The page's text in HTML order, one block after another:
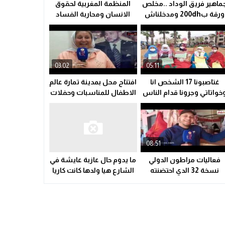
21:02 ولاية أمن وجدة تُقرب خدمات بطاقة التعريف الوطنية من سكان
23:31 سوء التدبير و التسيير في القطاع الصحي المحلي يشعل التوتر
فريق الوداد ..مخلص
ورقة ب200dh ومدخلناش
معرفناش السبب
علاش..اجواء ما قبل
المباراة.. #الوداد
المنظمة المغربية لحقوق
الانسان ومحاربة الفساد
تأسس فرع إقليمي بعمالة
الصخيرات تمارة لإعلاء صوت
الحق.
05:11
غتاصبونا 17 الشخص انا
وجرونا قدام الناس
عريانات واليوم القانون
مخداش لينا حقنا …سلا
مدينة
03:02
افتتاح محل بمدينة تمارة عالم
الاطفال للمناسبات وحفلات
08:51
فعاليات مراطون الدولي
نسخة 32 الدي احتضنته
ما يدوم حال عازبة عايشة في
الشارع هيا ولدها كانت كاريا